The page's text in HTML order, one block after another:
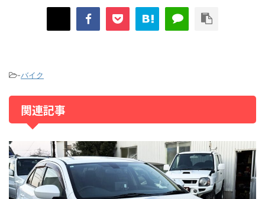
-バイク
関連記事